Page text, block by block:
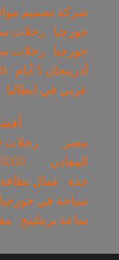
شركة تصميم
جورجيا
رحلات
جورجيا
رحلات
أذربيجان 5 أيام
عربي في ايطاليا
مصر
رحلات
المعادن
جدة
عمال نظافة
سياحة في جورجيا
ساعة بريتلينج